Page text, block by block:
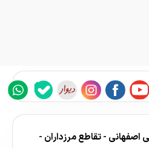
- تقاطع مرزداران -